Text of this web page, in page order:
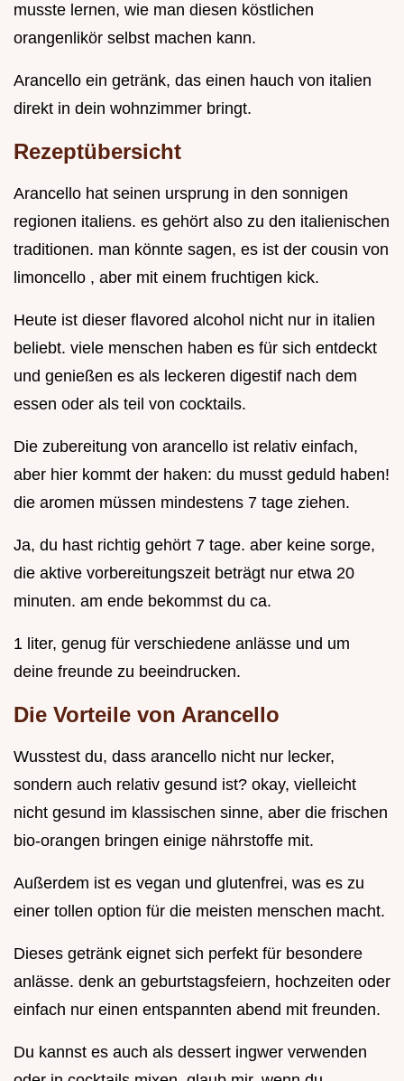
musste lernen, wie man diesen köstlichen
orangenlikör selbst machen kann.
Arancello ein getränk, das einen hauch von italien
direkt in dein wohnzimmer bringt.
Rezeptübersicht
Arancello hat seinen ursprung in den sonnigen
regionen italiens. es gehört also zu den italienischen
traditionen. man könnte sagen, es ist der cousin von
limoncello , aber mit einem fruchtigen kick.
Heute ist dieser flavored alcohol nicht nur in italien
beliebt. viele menschen haben es für sich entdeckt
und genießen es als leckeren digestif nach dem
essen oder als teil von cocktails.
Die zubereitung von arancello ist relativ einfach,
aber hier kommt der haken: du musst geduld haben!
die aromen müssen mindestens 7 tage ziehen.
Ja, du hast richtig gehört 7 tage. aber keine sorge,
die aktive vorbereitungszeit beträgt nur etwa 20
minuten. am ende bekommst du ca.
1 liter, genug für verschiedene anlässe und um
deine freunde zu beeindrucken.
Die Vorteile von Arancello
Wusstest du, dass arancello nicht nur lecker,
sondern auch relativ gesund ist? okay, vielleicht
nicht gesund im klassischen sinne, aber die frischen
bio-orangen bringen einige nährstoffe mit.
Außerdem ist es vegan und glutenfrei, was es zu
einer tollen option für die meisten menschen macht.
Dieses getränk eignet sich perfekt für besondere
anlässe. denk an geburtstagsfeiern, hochzeiten oder
einfach nur einen entspannten abend mit freunden.
Du kannst es auch als dessert ingwer verwenden